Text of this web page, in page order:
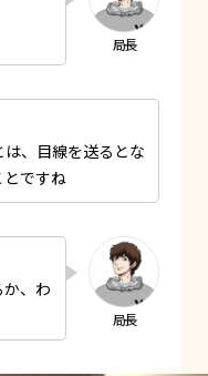
は、目線を送るとな
とですね
、わ